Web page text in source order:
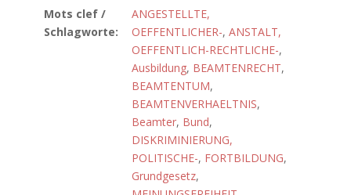
Mots clef /
Schlagworte:
ANGESTELLTE,
OEFFENTLICHER-, ANSTALT,
OEFFENTLICH-RECHTLICHE-,
Ausbildung, BEAMTENRECHT,
BEAMTENTUM,
BEAMTENVERHAELTNIS,
Beamter, Bund,
DISKRIMINIERUNG,
POLITISCHE-, FORTBILDUNG,
Grundgesetz,